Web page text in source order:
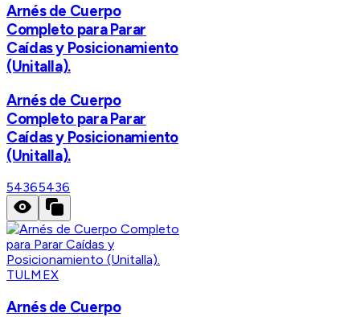
Arnés de Cuerpo
Completo para Parar
Caídas y Posicionamiento
(Unitalla).
Arnés de Cuerpo
Completo para Parar
Caídas y Posicionamiento
(Unitalla).
54365436
TULMEX
Arnés de Cuerpo